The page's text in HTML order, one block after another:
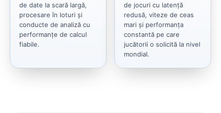
de date la scară largă,
procesare în loturi și
conducte de analiză cu
performanțe de calcul
fiabile.
de jocuri cu latență
redusă, viteze de ceas
mari și performanța
constantă pe care
jucătorii o solicită la nivel
mondial.